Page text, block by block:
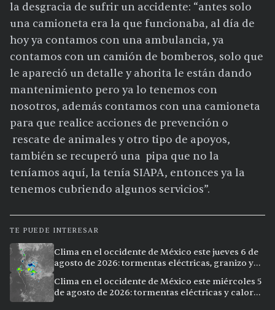
la desgracia de sufrir un accidente: “antes solo
una camioneta era la que funcionaba, al día de
hoy ya contamos con una ambulancia, ya
contamos con un camión de bomberos, solo que
le apareció un detalle y ahorita le están dando
mantenimiento pero ya lo tenemos con
nosotros, además contamos con una camioneta
para que realice acciones de prevención o
rescate de animales y otro tipo de apoyos,
también se recuperó una pipa que no la
teníamos aquí, la tenía SIAPA, entonces ya la
tenemos cubriendo algunos servicios”.
TE PUEDE INTERESAR
Clima en el occidente de México este jueves 6 de
agosto de 2026: tormentas eléctricas, granizo y
Clima en el occidente de México este miércoles 5
de agosto de 2026: tormentas eléctricas y calor